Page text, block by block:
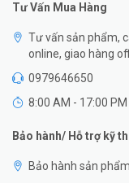
Tư Vấn Mua Hàng
Tư vấn sản phẩm,
online, giao hàng
0979646650
8:00 AM - 17:00
Bảo hành/ Hỗ trợ kỹ
Bảo hành sản